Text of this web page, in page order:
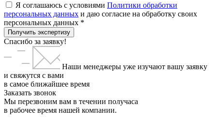
Я соглашаюсь с условиями Политики обработки
персональных данных и даю согласие на обработку своих
персональных данных *
Получить экспертизу
Спасибо за заявку!
Наши менеджеры уже изучают вашу заявку
и свяжутся с вами
в самое ближайшее время
Заказать звонок
Мы перезвоним вам в течении получаса
в рабочее время нашей компании.